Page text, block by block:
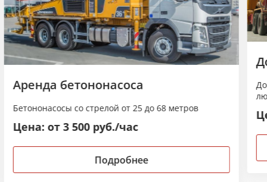
Аренда бетононасоса
Бетононасосы со стрелой от 25 до 68 метров
Цена: от 3 500 руб./час
Подробнее